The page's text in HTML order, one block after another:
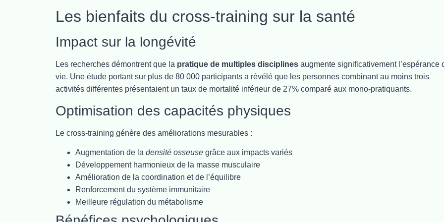
Les bienfaits du cross-training sur la santé
Impact sur la longévité
Les recherches démontrent que la pratique de multiples disciplines augmente significativement l’espérance
vie. Une étude portant sur plus de 80 000 participants a révélé que les personnes combinant au moins trois
activités différentes présentaient un taux de mortalité inférieur de 27% comparé aux mono-pratiquants.
Optimisation des capacités physiques
Le cross-training génère des améliorations mesurables :
Augmentation de la densité osseuse grâce aux impacts variés
Développement harmonieux de la masse musculaire
Amélioration de la coordination et de l’équilibre
Renforcement du système immunitaire
Meilleure régulation du métabolisme